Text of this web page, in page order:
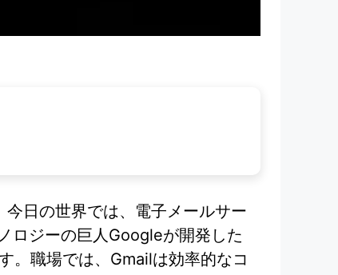
日の世界では、電子メールサー
ロジーの巨人Googleが開発した
。職場では、Gmailは効率的なコ